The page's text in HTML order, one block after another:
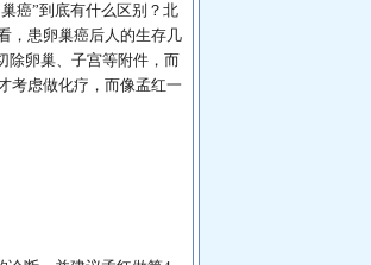
癌”到底有什么区别？北
，患卵巢癌后人的生存几
除卵巢、子宫等附件，而
考虑做化疗，而像孟红一